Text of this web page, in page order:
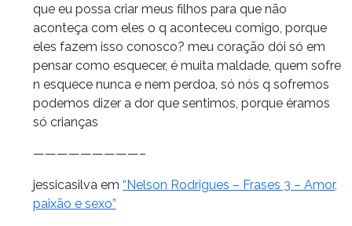
que eu possa criar meus filhos para que não
aconteça com eles o q aconteceu comigo, porque
eles fazem isso conosco? meu coração dói só em
pensar como esquecer, é muita maldade, quem sofre
n esquece nunca e nem perdoa, só nós q sofremos
podemos dizer a dor que sentimos, porque éramos
só crianças
—————————–
jessicasilva em “Nelson Rodrigues – Frases 3 – Amor,
paixão e sexo”